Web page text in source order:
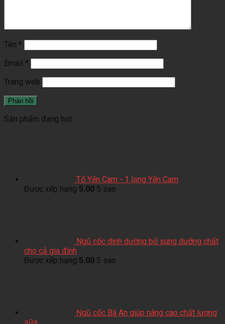
Tên *
Email *
Trang web
Sản phẩm đang hot
Tổ Yến Cam - 1 lạng Yến Cam
Được xếp hạng 5.00 5 sao
Ngũ cốc dinh dưỡng bổ sung dưỡng chất
cho cả gia đình
Được xếp hạng 5.00 5 sao
Ngũ cốc Bà An giúp nâng cao chất lượng